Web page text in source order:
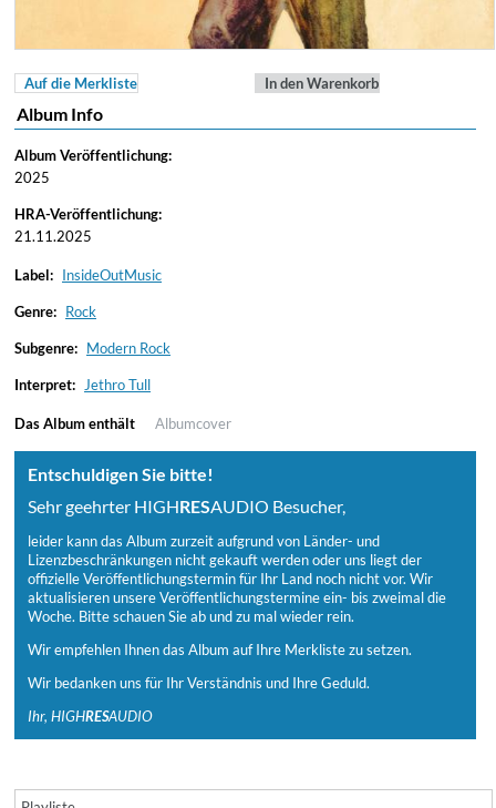
Auf die Merkliste In den Warenkorb
Album Info
Album Veröffentlichung:
2025
HRA-Veröffentlichung:
21.11.2025
Label: InsideOutMusic
Genre: Rock
Subgenre: Modern Rock
Interpret: Jethro Tull
Das Album enthält Albumcover
Entschuldigen Sie bitte!
Sehr geehrter HIGHRESAUDIO Besucher,
leider kann das Album zurzeit aufgrund von Länder- und
Lizenzbeschränkungen nicht gekauft werden oder uns liegt der
offizielle Veröffentlichungstermin für Ihr Land noch nicht vor. Wir
aktualisieren unsere Veröffentlichungstermine ein- bis zweimal die
Woche. Bitte schauen Sie ab und zu mal wieder rein.
Wir empfehlen Ihnen das Album auf Ihre Merkliste zu setzen.
Wir bedanken uns für Ihr Verständnis und Ihre Geduld.
Ihr, HIGHRESAUDIO